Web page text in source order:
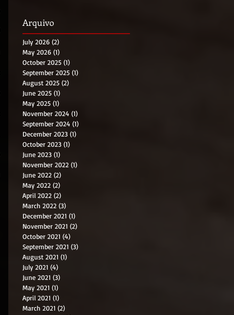
Arquivo
July 2026 (2)
May 2026 (1)
October 2025 (1)
September 2025 (1)
August 2025 (2)
June 2025 (1)
May 2025 (1)
November 2024 (1)
September 2024 (1)
December 2023 (1)
October 2023 (1)
June 2023 (1)
November 2022 (1)
June 2022 (2)
May 2022 (2)
April 2022 (2)
March 2022 (3)
December 2021 (1)
November 2021 (2)
October 2021 (4)
September 2021 (3)
August 2021 (1)
July 2021 (4)
June 2021 (3)
May 2021 (1)
April 2021 (1)
March 2021 (2)